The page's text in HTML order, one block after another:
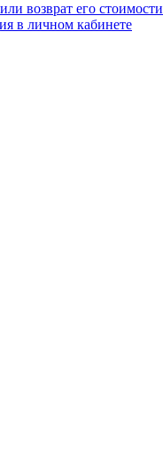
возврат его стоимости
в личном кабинете